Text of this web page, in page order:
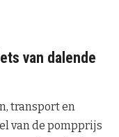
van dalende
transport en
van de pompprijs